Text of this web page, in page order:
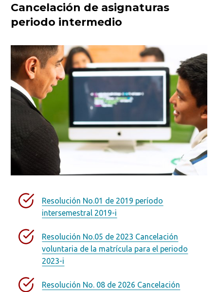
Cancelación de asignaturas
periodo intermedio
Resolución No.01 de 2019 período
intersemestral 2019-i
Resolución No.05 de 2023 Cancelación
voluntaria de la matrícula para el periodo
2023-i
Resolución No. 08 de 2026 Cancelación